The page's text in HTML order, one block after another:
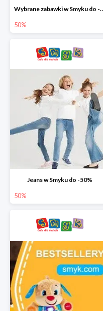
Wybrane
50%
Jeans w Smyku do -50%
50%